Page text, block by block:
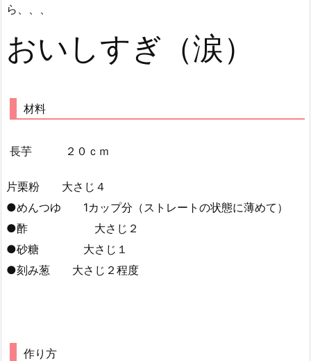
ら、、、
おいしすぎ（涙）
材料
長芋 ２０ｃｍ
片栗粉 大さじ４
●めんつゆ 1カップ分（ストレートの状態に薄めて）
●酢 大さじ２
●砂糖 大さじ１
●刻み葱 大さじ２程度
作り方